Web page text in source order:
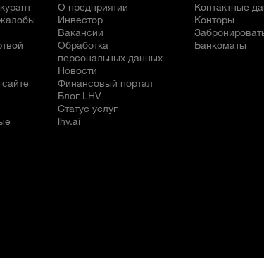
О предприятии
Инвестор
Вакансии
Обработка
персональных данных
Новости
Финансовый портал
Блог LHV
Статус услуг
lhv.ai
Контактные
Конторы
Банкоматы